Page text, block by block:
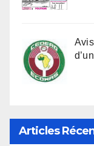
Articles